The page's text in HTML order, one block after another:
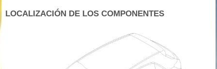
LOCALIZACIÓN DE LOS COMPONENTES